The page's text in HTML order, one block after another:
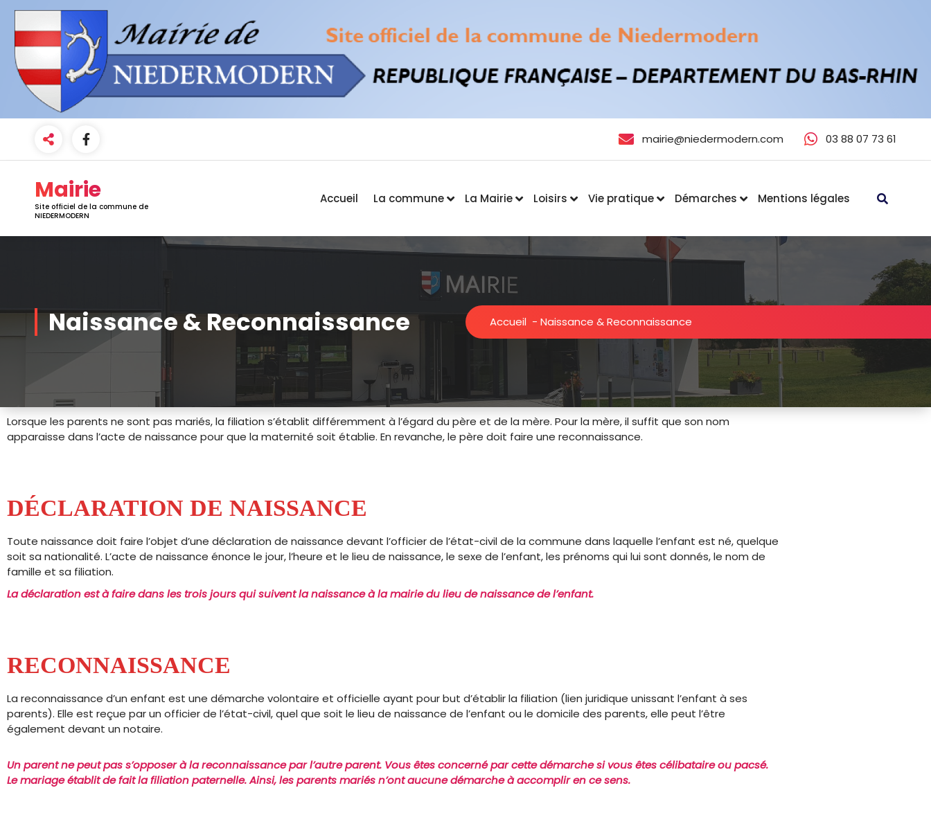
mairie@niedermodern.com 03 88 07 73 61
Mairie
Site officiel de la commune de
NIEDERMODERN
Accueil La commune La Mairie Loisirs Vie pratique Démarches Mentions légales
Naissance & Reconnaissance Accueil - Naissance & Reconnaissance
Lorsque les parents ne sont pas mariés, la filiation s’établit différemment à l’égard du père et de la mère. Pour la mère, il suffit que son nom
apparaisse dans l’acte de naissance pour que la maternité soit établie. En revanche, le père doit faire une reconnaissance.
DÉCLARATION DE NAISSANCE
Toute naissance doit faire l’objet d’une déclaration de naissance devant l’officier de l’état-civil de la commune dans laquelle l’enfant est né, quelque
soit sa nationalité. L’acte de naissance énonce le jour, l’heure et le lieu de naissance, le sexe de l’enfant, les prénoms qui lui sont donnés, le nom de
famille et sa filiation.
La déclaration est à faire dans les trois jours qui suivent la naissance à la mairie du lieu de naissance de l’enfant.
RECONNAISSANCE
La reconnaissance d’un enfant est une démarche volontaire et officielle ayant pour but d’établir la filiation (lien juridique unissant l’enfant à ses
parents). Elle est reçue par un officier de l’état-civil, quel que soit le lieu de naissance de l’enfant ou le domicile des parents, elle peut l’être
également devant un notaire.
Un parent ne peut pas s’opposer à la reconnaissance par l’autre parent. Vous êtes concerné par cette démarche si vous êtes célibataire ou pacsé.
Le mariage établit de fait la filiation paternelle. Ainsi, les parents mariés n’ont aucune démarche à accomplir en ce sens.